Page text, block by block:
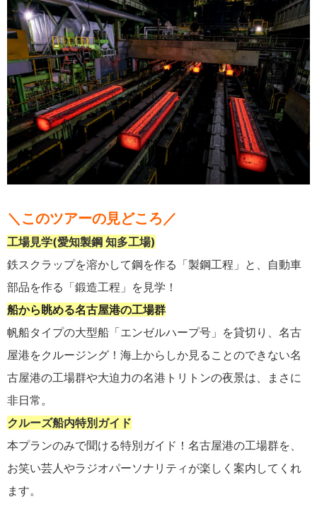
＼このツアーの見どころ／
工場見学(愛知製鋼 知多工場)
鉄スクラップを溶かして鋼を作る「製鋼工程」と、自動車
部品を作る「鍛造工程」を見学！
船から眺める名古屋港の工場群
帆船タイプの大型船「エンゼルハープ号」を貸切り、名古
屋港をクルージング！海上からしか見ることのできない名
古屋港の工場群や大迫力の名港トリトンの夜景は、まさに
非日常。
クルーズ船内特別ガイド
本プランのみで聞ける特別ガイド！名古屋港の工場群を、
お笑い芸人やラジオパーソナリティが楽しく案内してくれ
ます。